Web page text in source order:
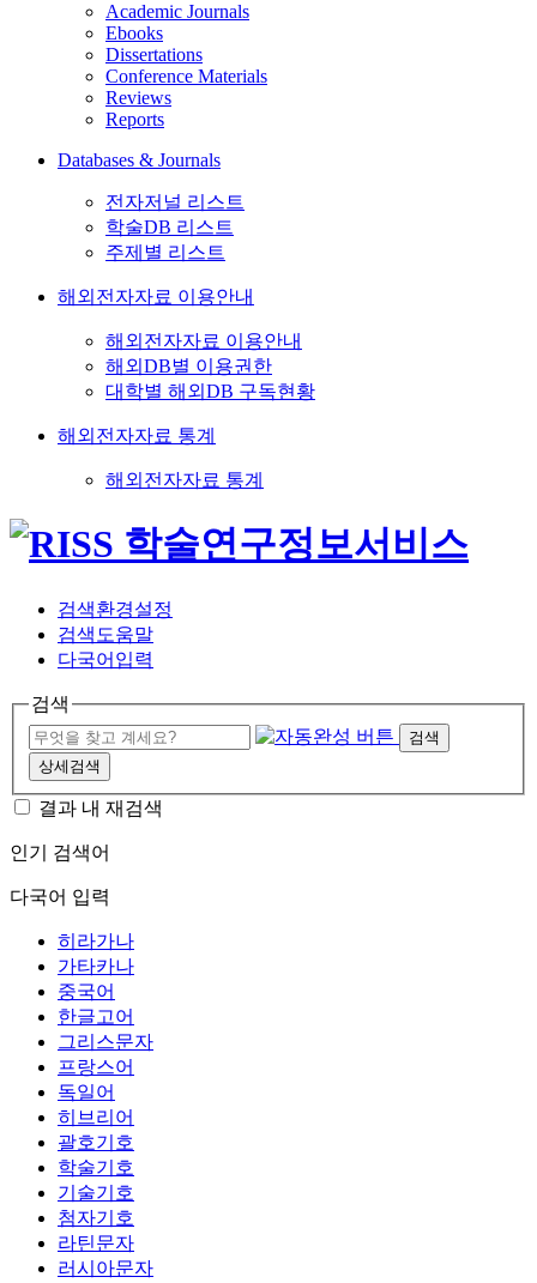
Academic Journals
Ebooks
Dissertations
Conference Materials
Reviews
Reports
Databases & Journals
전자저널 리스트
학술DB 리스트
주제별 리스트
해외전자자료 이용안내
해외전자자료 이용안내
해외DB별 이용권한
대학별 해외DB 구독현황
해외전자자료 통계
해외전자자료 통계
검색환경설정
검색도움말
다국어입력
검색
검색
상세검색
결과 내 재검색
인기 검색어
다국어 입력
히라가나
가타카나
중국어
한글고어
그리스문자
프랑스어
독일어
히브리어
괄호기호
학술기호
기술기호
첨자기호
라틴문자
러시아문자